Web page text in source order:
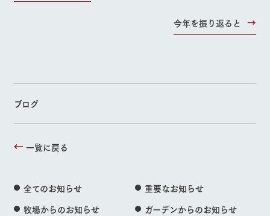
今年を振り返ると
ブログ
一覧に戻る
全てのお知らせ
重要なお知らせ
牧場からのお知らせ
ガーデンからのお知らせ